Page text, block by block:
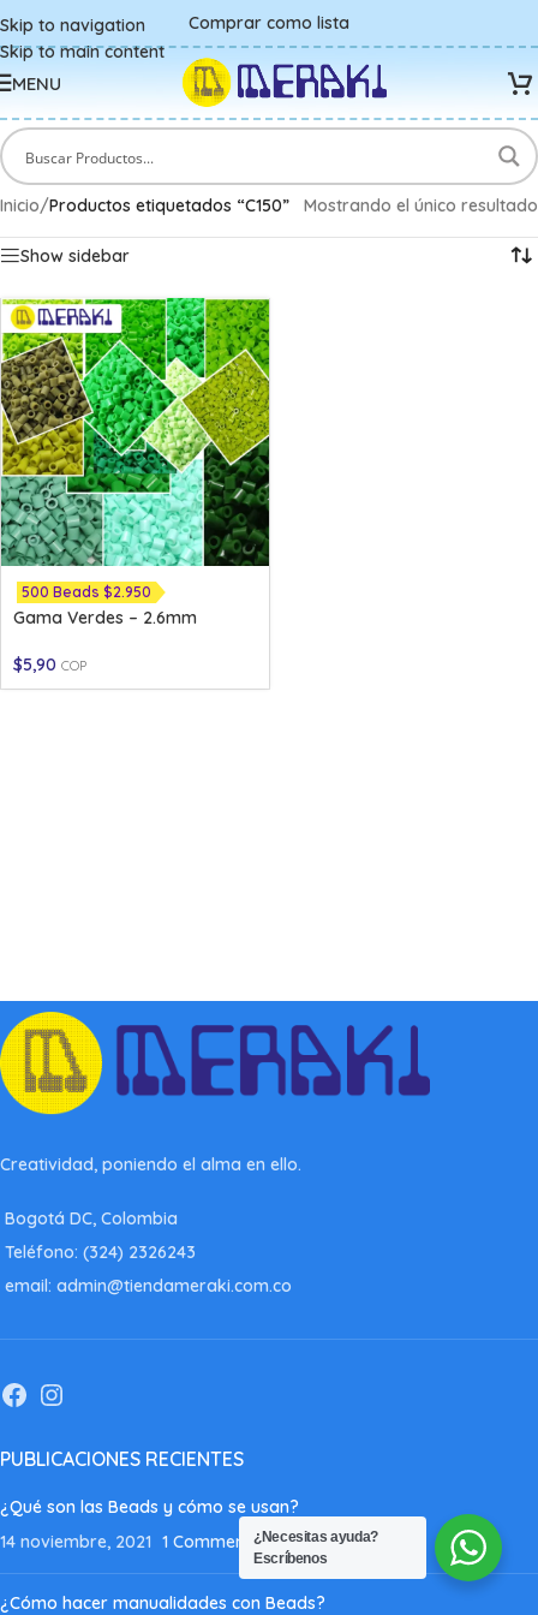
Skip to navigation
Skip to main content
Comprar como lista
MENU
Inicio/Productos etiquetados “C150” Mostrando el único resultado
Show sidebar
500 Beads $2.950
Gama Verdes – 2.6mm
$5,90 COP
Creatividad, poniendo el alma en ello.
Bogotá DC, Colombia
Teléfono: (324) 2326243
email: admin@tiendameraki.com.co
PUBLICACIONES RECIENTES
¿Qué son las Beads y cómo se usan?
14 noviembre, 2021 1 Comment
¿Cómo hacer manualidades con Beads?
¿Necesitas ayuda?
Escríbenos